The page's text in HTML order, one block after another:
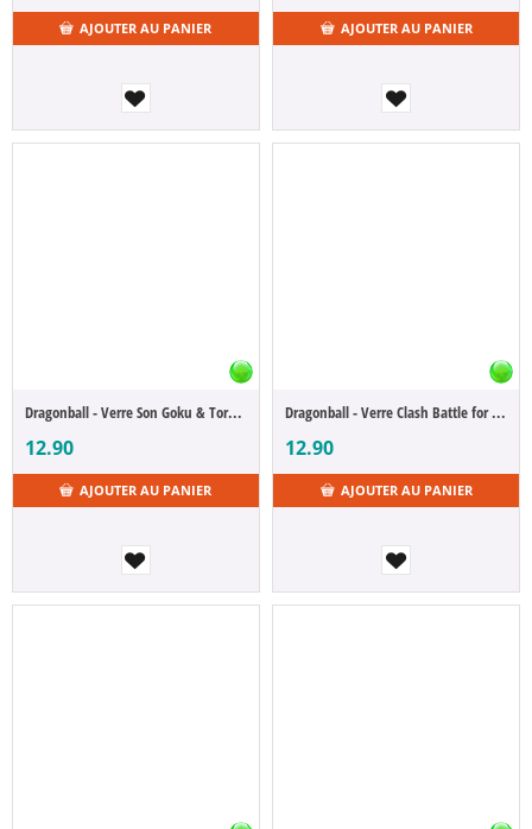
AJOUTER AU PANIER AJOUTER AU PANIER
Dragonball - Verre Son Goku & Tortue Géniale Tortue Géniale
12.90
AJOUTER AU PANIER
Dragonball - Verre Clash Battle for the Universe - G
12.90
AJOUTER AU PANIER